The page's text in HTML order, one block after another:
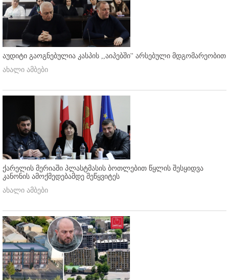
აუდიტი გაოგნებულია კასპის ,,აიპებში'' არსებული მდგომარეობით
ახალი ამბები
ქარელის მერიაში პლასტმასის ბოთლებით წყლის შესყიდვა
კანონის ამოქმედებამდე შეწყვიტეს
ახალი ამბები